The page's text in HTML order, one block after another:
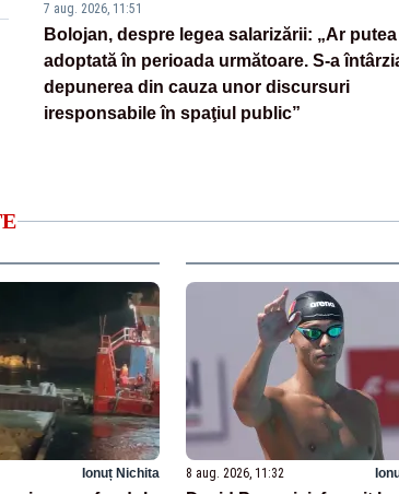
7 aug. 2026, 11:51
Bolojan, despre legea salarizării: „Ar
adoptată în perioada următoare. S-a
depunerea din cauza unor discursuri
iresponsabile în spaţiul public”
Ionuț Nichita 8 aug. 2026, 11:32